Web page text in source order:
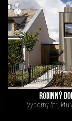
RODINNÝ
Výborný